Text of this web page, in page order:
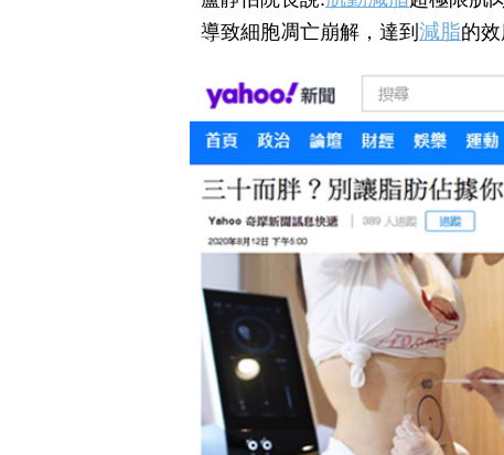
導致細胞凋亡崩解，達到減脂的效